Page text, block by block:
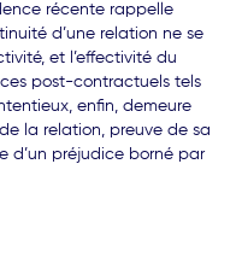
récente rappelle
d’une relation ne se
et l’effectivité du
post-contractuels tels
enfin, demeure
la relation, preuve de sa
d’un préjudice borné par